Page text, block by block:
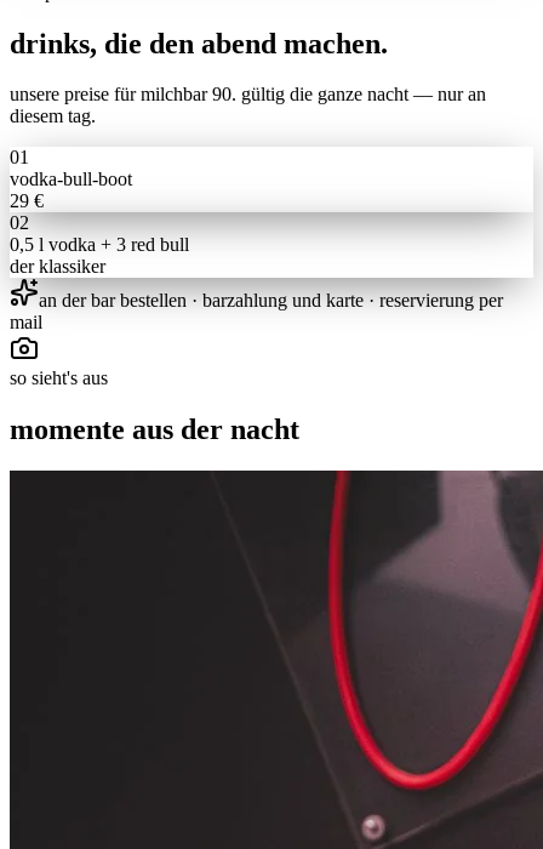
drinks, die den abend machen.
unsere preise fürmilchbar 90. gültig die ganze nacht — nur an
diesem tag.
01
vodka-bull-boot
29 €
02
0,5 l vodka + 3 red bull
der klassiker
an der bar bestellen · barzahlung und karte · reservierung per
mail
so sieht's aus
momente aus der nacht